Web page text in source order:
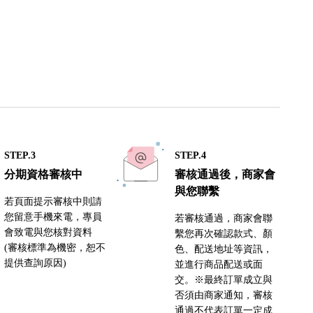
STEP.3
分期資格審核中
若頁面提示審核中則請
您留意手機來電，專員
會致電與您核對資料
(審核標準為機密，恕不
提供查詢原因)
STEP.4
審核通過後，商家會
與您聯繫
若審核通過，商家會聯
繫您再次確認款式、顏
色、配送地址等資訊，
並進行商品配送或面
交。※最終訂單成立與
否須由商家通知，審核
通過不代表訂單一定成